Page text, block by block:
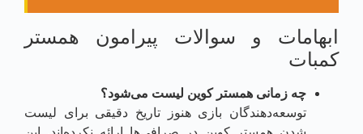
ابهامات و سوالات پیرامون همستر
کمبات
چه زمانی همستر کوین لیست می‌شود؟
توسعه‌دهندگان بازی هنوز تاریخ دقیقی برای لیست